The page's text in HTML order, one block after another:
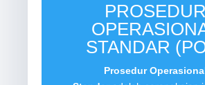
PROSEDUR
STANDAR
Prosedur